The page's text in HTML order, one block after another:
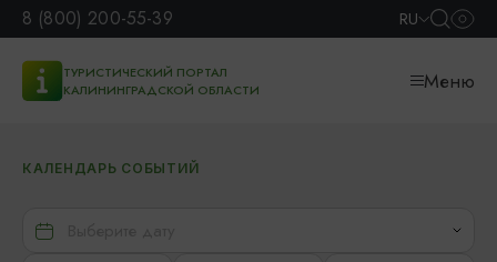
8 (800) 200-55-39 RU
ТУРИСТИЧЕСКИЙ ПОРТАЛ
КАЛИНИНГРАДСКОЙ ОБЛАСТИ
Меню
КАЛЕНДАРЬ СОБЫТИЙ